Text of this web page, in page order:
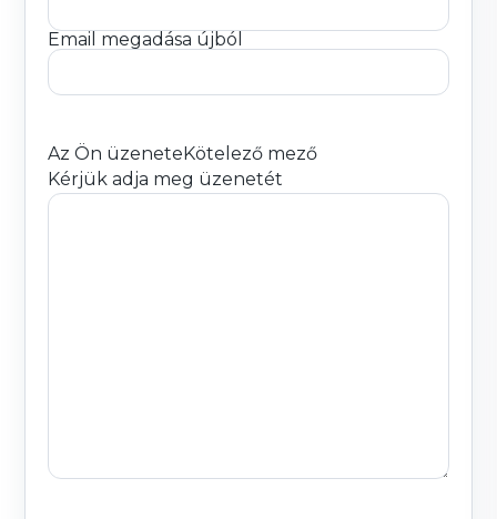
Email megadása újból
Az Ön üzeneteKötelező mező
Kérjük adja meg üzenetét